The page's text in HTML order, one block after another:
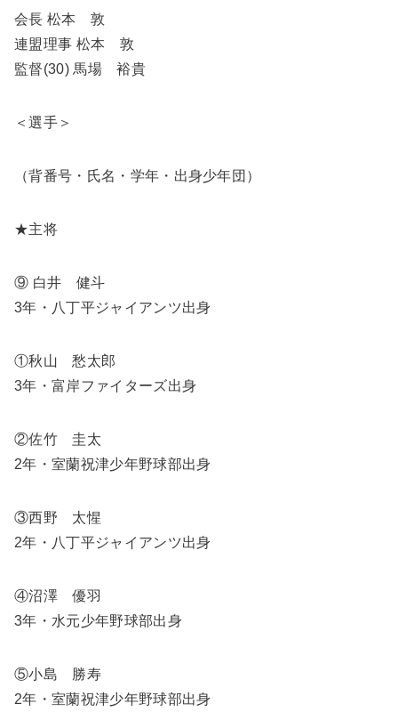
会長 松本 敦
連盟理事 松本 敦
監督(30) 馬場 裕貴
＜選手＞
（背番号・氏名・学年・出身少年団）
★主将
⑨ 白井 健斗
3年・八丁平ジャイアンツ出身
①秋山 愁太郎
3年・富岸ファイターズ出身
②佐竹 圭太
2年・室蘭祝津少年野球部出身
③西野 太惺
2年・八丁平ジャイアンツ出身
④沼澤 優羽
3年・水元少年野球部出身
⑤小島 勝寿
2年・室蘭祝津少年野球部出身